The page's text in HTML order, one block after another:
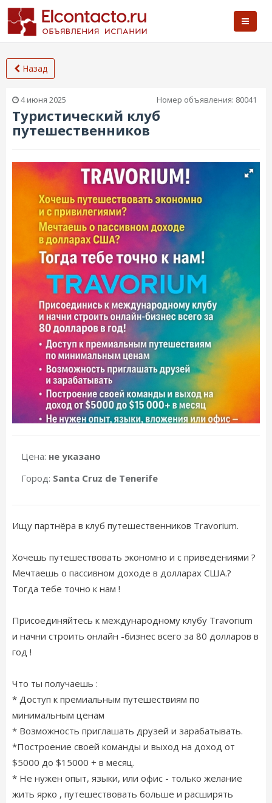
Назад
4 июня 2025 Номер объявления: 80041
Туристический клуб
путешественников
Цена: не указано
Город: Santa Cruz de Tenerife
Ищу партнёра в клуб путешественников Тravorium.
Хочешь путешествовать экономно и с приведениями ?
Мечтаешь о пассивном доходе в долларах США.?
Тогда тебе точно к нам !
Присоединяйтесь к международному клубу Travorium
и начни строить онлайн -бизнес всего за 80 долларов в
год !
Что ты получаешь :
* Доступ к премиальным путешествиям по
минимальным ценам
* Возможность приглашать друзей и зарабатывать.
*Построение своей команды и выход на доход от
$5000 до $15000 + в месяц.
* Не нужен опыт, языки, или офис - только желание
жить ярко , путешествовать больше и расширять